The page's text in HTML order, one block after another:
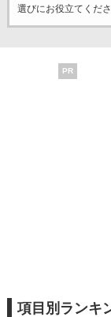
選びにお役立てくださ
PR
項目別ランキ